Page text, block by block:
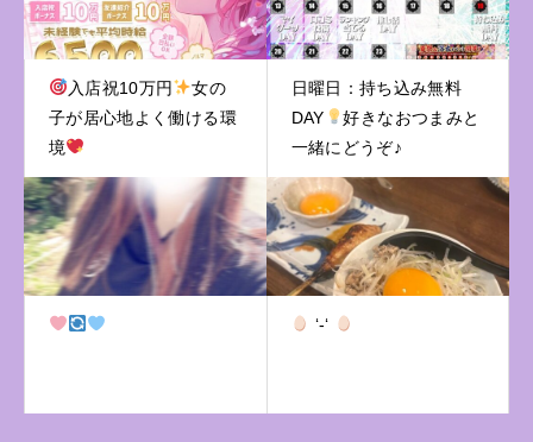
入店祝10万円
女の
子が居心地よく働ける環
境
日曜日：持ち込み無料
DAY
好きなおつまみと
一緒にどうぞ♪
‘-‘